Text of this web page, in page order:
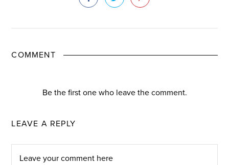
COMMENT
Be the first one who leave the comment.
LEAVE A REPLY